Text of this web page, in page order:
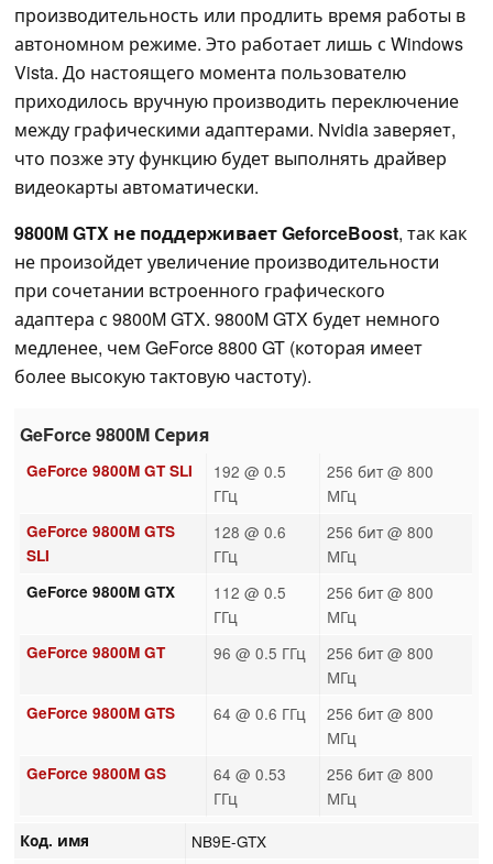
производительность или продлить время работы в
автономном режиме. Это работает лишь с Windows
Vista. До настоящего момента пользователю
приходилось вручную производить переключение
между графическими адаптерами. Nvidia заверяет,
что позже эту функцию будет выполнять драйвер
видеокарты автоматически.
9800M GTX не поддерживает GeforceBoost, так как
не произойдет увеличение производительности
при сочетании встроенного графического
адаптера с 9800M GTX. 9800M GTX будет немного
медленее, чем GeForce 8800 GT (которая имеет
более высокую тактовую частоту).
GeForce 9800M Серия
GeForce 9800M GT SLI
192 @ 0.5
ГГц
256 бит @ 800
МГц
GeForce 9800M GTS
SLI
128 @ 0.6
ГГц
256 бит @ 800
МГц
GeForce 9800M GTX
112 @ 0.5
ГГц
256 бит @ 800
МГц
GeForce 9800M GT 96 @ 0.5 ГГц
256 бит @ 800
МГц
GeForce 9800M GTS 64 @ 0.6 ГГц
256 бит @ 800
МГц
GeForce 9800M GS
64 @ 0.53
ГГц
256 бит @ 800
МГц
Код. имя NB9E-GTX